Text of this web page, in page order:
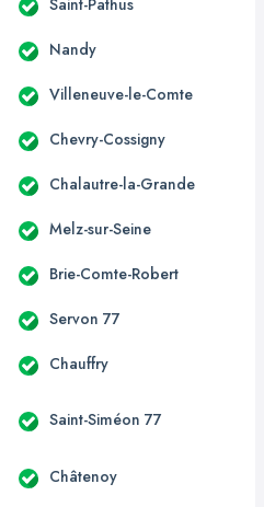
Nandy
Villeneuve-le-Comte
Chevry-Cossigny
Chalautre-la-Grande
Melz-sur-Seine
Brie-Comte-Robert
Servon 77
Chauffry
Saint-Siméon 77
Châtenoy